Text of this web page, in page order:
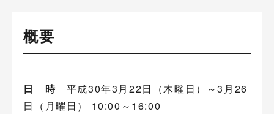
概要
日 時 平成30年3月22日（木曜日）～3月26
日（月曜日） 10:00～16:00